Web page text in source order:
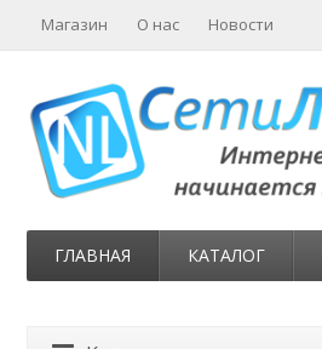
Магазин О нас Новости
ГЛАВНАЯ КАТАЛОГ